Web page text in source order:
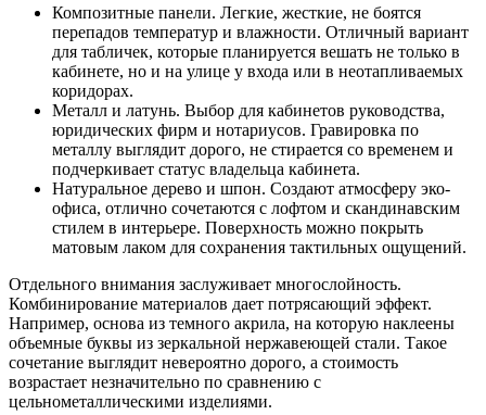
Композитные панели. Легкие, жесткие, не боятся
перепадов температур и влажности. Отличный вариант
для табличек, которые планируется вешать не только в
кабинете, но и на улице у входа или в неотапливаемых
коридорах.
Металл и латунь. Выбор для кабинетов руководства,
юридических фирм и нотариусов. Гравировка по
металлу выглядит дорого, не стирается со временем и
подчеркивает статус владельца кабинета.
Натуральное дерево и шпон. Создают атмосферу эко-
офиса, отлично сочетаются с лофтом и скандинавским
стилем в интерьере. Поверхность можно покрыть
матовым лаком для сохранения тактильных ощущений.
Отдельного внимания заслуживает многослойность.
Комбинирование материалов дает потрясающий эффект.
Например, основа из темного акрила, на которую наклеены
объемные буквы из зеркальной нержавеющей стали. Такое
сочетание выглядит невероятно дорого, а стоимость
возрастает незначительно по сравнению с
цельнометаллическими изделиями.